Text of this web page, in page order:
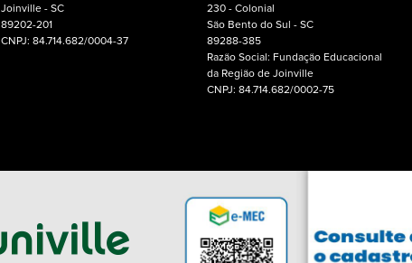
Joinville - SC
89202-201
CNPJ: 84.714.682/0004-37
230 - Colonial
São Bento do Sul - SC
89288-385
Razão Social: Fundação Educacional
da Região de Joinville
CNPJ: 84.714.682/0002-75